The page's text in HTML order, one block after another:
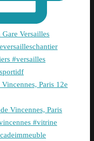
Paris 12e